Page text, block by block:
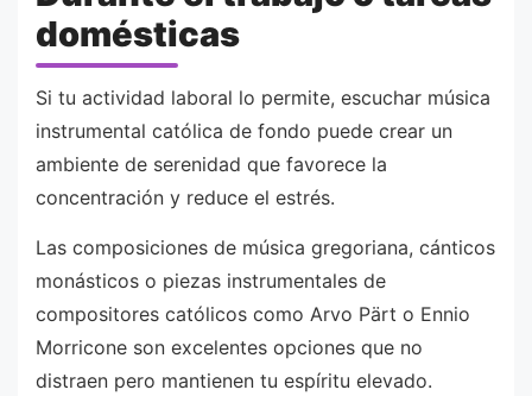
domésticas
Si tu actividad laboral lo permite, escuchar música
instrumental católica de fondo puede crear un
ambiente de serenidad que favorece la
concentración y reduce el estrés.
Las composiciones de música gregoriana, cánticos
monásticos o piezas instrumentales de
compositores católicos como Arvo Pärt o Ennio
Morricone son excelentes opciones que no
distraen pero mantienen tu espíritu elevado.